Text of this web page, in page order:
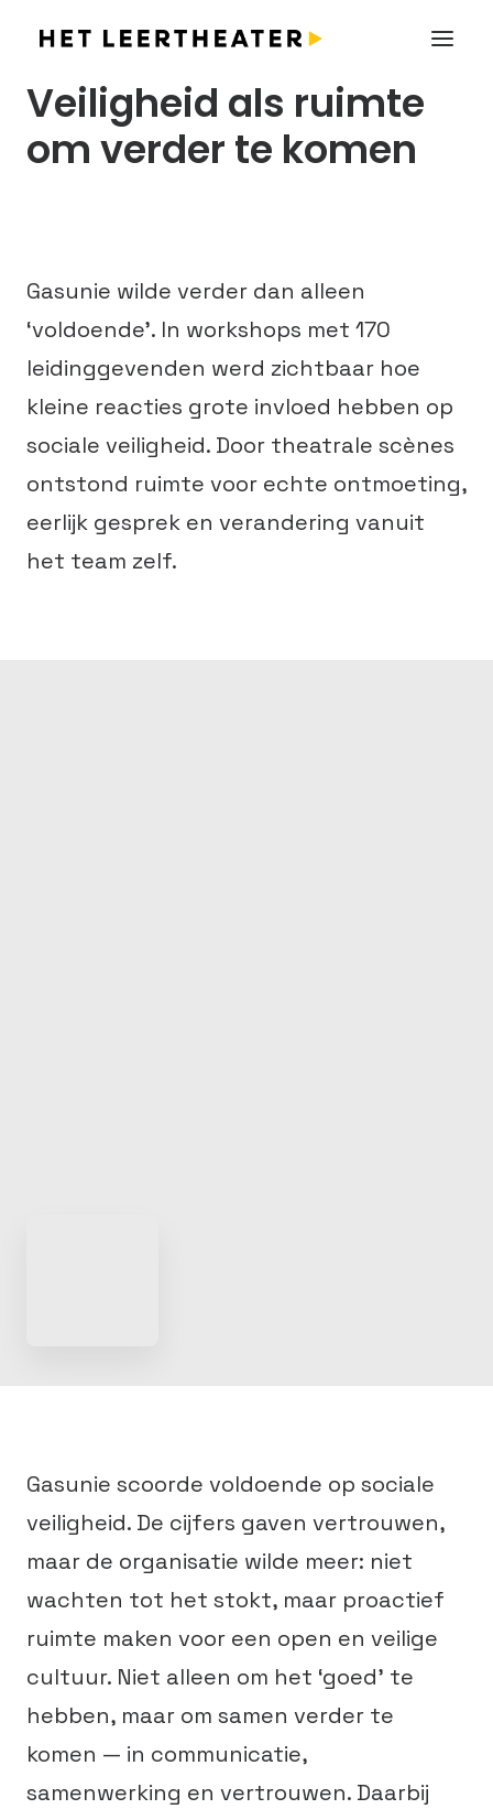
Veiligheid als ruimte
om verder te komen
Gasunie wilde verder dan alleen
‘voldoende’. In workshops met 170
leidinggevenden werd zichtbaar hoe
kleine reacties grote invloed hebben op
sociale veiligheid. Door theatrale scènes
ontstond ruimte voor echte ontmoeting,
eerlijk gesprek en verandering vanuit
het team zelf.
Gasunie scoorde voldoende op sociale
veiligheid. De cijfers gaven vertrouwen,
maar de organisatie wilde meer: niet
wachten tot het stokt, maar proactief
ruimte maken voor een open en veilige
cultuur. Niet alleen om het ‘goed’ te
hebben, maar om samen verder te
komen — in communicatie,
samenwerking en vertrouwen. Daarbij